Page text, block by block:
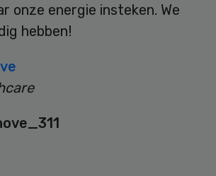
onze energie insteken. We
hebben!